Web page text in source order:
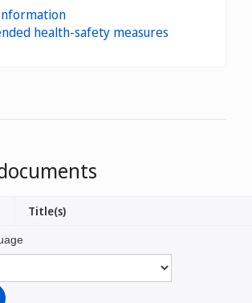
health-safety measures
Title(s)